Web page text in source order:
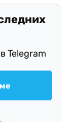
Telegram